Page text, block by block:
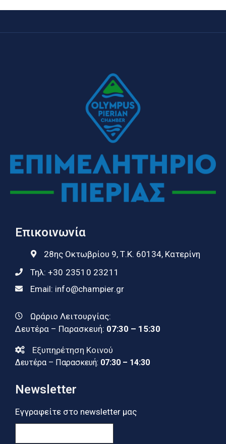
Επικοινωνία
28ης Οκτωβρίου 9, Τ.Κ. 60134, Κατερίνη
Τηλ: +30 23510 23211
Email: info@champier.gr
Ωράριο Λειτουργίας:
Δευτέρα – Παρασκευή: 07:30 – 15:30
Εξυπηρέτηση Κοινού
Δευτέρα – Παρασκευή: 07:30 – 14:30
Newsletter
Εγγραφείτε στο newsletter μας